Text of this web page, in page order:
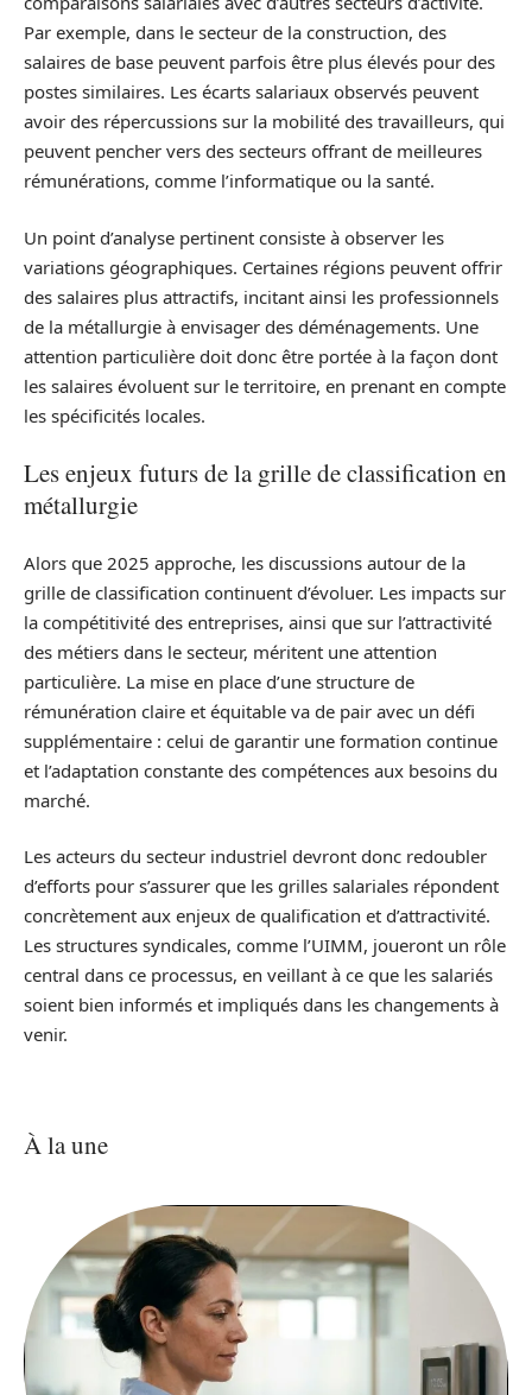
Par exemple, dans le secteur de la construction, des
salaires de base peuvent parfois être plus élevés pour des
postes similaires. Les écarts salariaux observés peuvent
avoir des répercussions sur la mobilité des travailleurs, qui
peuvent pencher vers des secteurs offrant de meilleures
rémunérations, comme l’informatique ou la santé.
Un point d’analyse pertinent consiste à observer les
variations géographiques. Certaines régions peuvent offrir
des salaires plus attractifs, incitant ainsi les professionnels
de la métallurgie à envisager des déménagements. Une
attention particulière doit donc être portée à la façon dont
les salaires évoluent sur le territoire, en prenant en compte
les spécificités locales.
Les enjeux futurs de la grille de classification en
métallurgie
Alors que 2025 approche, les discussions autour de la
grille de classification continuent d’évoluer. Les impacts sur
la compétitivité des entreprises, ainsi que sur l’attractivité
des métiers dans le secteur, méritent une attention
particulière. La mise en place d’une structure de
rémunération claire et équitable va de pair avec un défi
supplémentaire : celui de garantir une formation continue
et l’adaptation constante des compétences aux besoins du
marché.
Les acteurs du secteur industriel devront donc redoubler
d’efforts pour s’assurer que les grilles salariales répondent
concrètement aux enjeux de qualification et d’attractivité.
Les structures syndicales, comme l’UIMM, joueront un rôle
central dans ce processus, en veillant à ce que les salariés
soient bien informés et impliqués dans les changements à
venir.
À la une